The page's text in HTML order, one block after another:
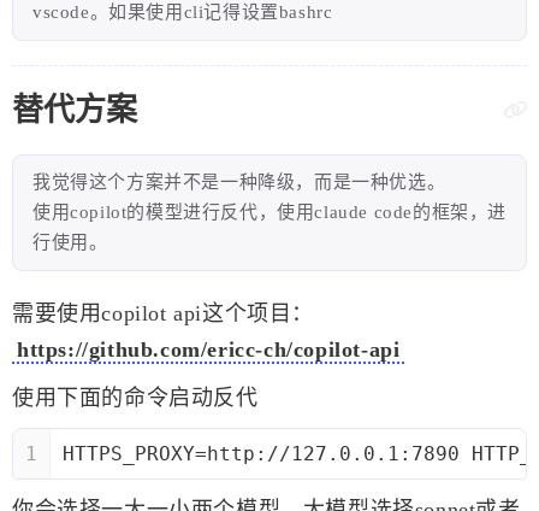
vscode。如果使用cli记得设置bashrc
替代方案
我觉得这个方案并不是一种降级，而是一种优选。
使用copilot的模型进行反代，使用claude code的框架，进
行使用。
需要使用copilot api这个项目：
https://github.com/ericc-ch/copilot-api
使用下面的命令启动反代
1 HTTPS_PROXY=http://127.0.0.1:7890